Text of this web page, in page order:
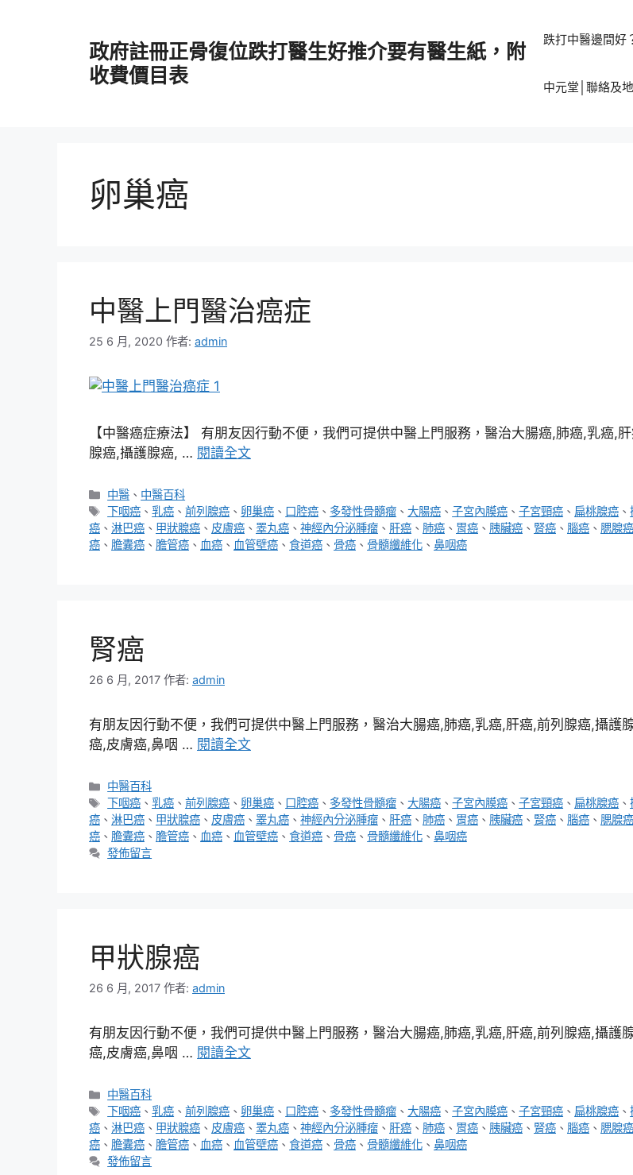
政府註冊正骨復位跌打醫生好推介要有醫生紙，附
收費價目表
跌打中醫邊間好
中元堂│聯絡及
卵巢癌
中醫上門醫治癌症
25 6 月, 2020 作者: admin
【中醫癌症療法】 有朋友因行動不便，我們可提供中醫上門服務，醫治大腸癌,肺癌,乳癌,肝
腺癌,攝護腺癌, … 閱讀全文
分
類
中醫 、 中醫百科
標
籤
下咽癌 、乳癌 、前列腺癌 、 卵巢癌 、 口腔癌 、 多發性骨髓瘤 、大腸癌 、子宮內膜癌 、子宮頸癌 、 扁桃腺癌 、
癌 、 淋巴癌 、 甲狀腺癌 、 皮膚癌 、 睪丸癌 、 神經內分泌腫瘤 、 肝癌 、 肺癌 、 胃癌 、 胰臟癌 、 腎癌 、 腦癌 、 腮腺癌
癌 、 膽囊癌 、 膽管癌 、 血癌 、 血管壁癌 、 食道癌 、 骨癌 、 骨髓纖維化 、 鼻咽癌
腎癌
26 6 月, 2017 作者: admin
有朋友因行動不便，我們可提供中醫上門服務，醫治大腸癌,肺癌,乳癌,肝癌,前列腺癌,攝護
癌,皮膚癌,鼻咽 … 閱讀全文
分
類
中醫百科
標
籤
下咽癌 、乳癌 、前列腺癌 、 卵巢癌 、 口腔癌 、 多發性骨髓瘤 、大腸癌 、子宮內膜癌 、子宮頸癌 、 扁桃腺癌 、
癌 、 淋巴癌 、 甲狀腺癌 、 皮膚癌 、 睪丸癌 、 神經內分泌腫瘤 、 肝癌 、 肺癌 、 胃癌 、 胰臟癌 、 腎癌 、 腦癌 、 腮腺癌
癌 、 膽囊癌 、 膽管癌 、 血癌 、 血管壁癌 、 食道癌 、 骨癌 、 骨髓纖維化 、 鼻咽癌
發佈留言
甲狀腺癌
26 6 月, 2017 作者: admin
有朋友因行動不便，我們可提供中醫上門服務，醫治大腸癌,肺癌,乳癌,肝癌,前列腺癌,攝護
癌,皮膚癌,鼻咽 … 閱讀全文
分
類
中醫百科
標
籤
下咽癌 、乳癌 、前列腺癌 、 卵巢癌 、 口腔癌 、 多發性骨髓瘤 、大腸癌 、子宮內膜癌 、子宮頸癌 、 扁桃腺癌 、
癌 、 淋巴癌 、 甲狀腺癌 、 皮膚癌 、 睪丸癌 、 神經內分泌腫瘤 、 肝癌 、 肺癌 、 胃癌 、 胰臟癌 、 腎癌 、 腦癌 、 腮腺癌
癌 、 膽囊癌 、 膽管癌 、 血癌 、 血管壁癌 、 食道癌 、 骨癌 、 骨髓纖維化 、 鼻咽癌
發佈留言